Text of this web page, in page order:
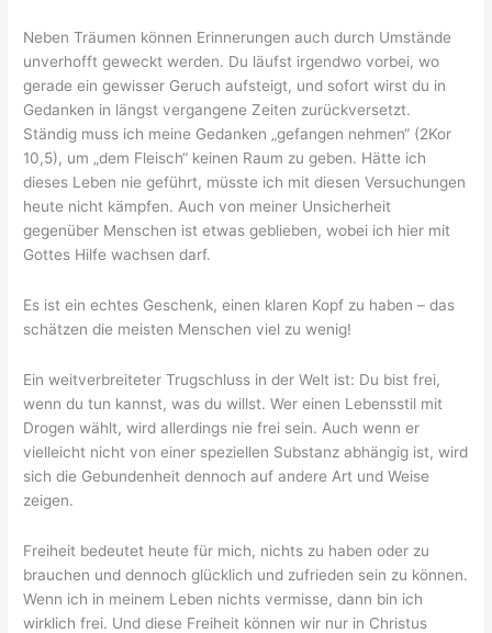
Neben Träumen können Erinnerungen auch durch Umstände
unverhofft geweckt werden. Du läufst irgendwo vorbei, wo
gerade ein gewisser Geruch aufsteigt, und sofort wirst du in
Gedanken in längst vergangene Zeiten zurückversetzt.
Ständig muss ich meine Gedanken „gefangen nehmen“ (2Kor
10,5), um „dem Fleisch“ keinen Raum zu geben. Hätte ich
dieses Leben nie geführt, müsste ich mit diesen Versuchungen
heute nicht kämpfen. Auch von meiner Unsicherheit
gegenüber Menschen ist etwas geblieben, wobei ich hier mit
Gottes Hilfe wachsen darf.
Es ist ein echtes Geschenk, einen klaren Kopf zu haben – das
schätzen die meisten Menschen viel zu wenig!
Ein weitverbreiteter Trugschluss in der Welt ist: Du bist frei,
wenn du tun kannst, was du willst. Wer einen Lebensstil mit
Drogen wählt, wird allerdings nie frei sein. Auch wenn er
vielleicht nicht von einer speziellen Substanz abhängig ist, wird
sich die Gebundenheit dennoch auf andere Art und Weise
zeigen.
Freiheit bedeutet heute für mich, nichts zu haben oder zu
brauchen und dennoch glücklich und zufrieden sein zu können.
Wenn ich in meinem Leben nichts vermisse, dann bin ich
wirklich frei. Und diese Freiheit können wir nur in Christus